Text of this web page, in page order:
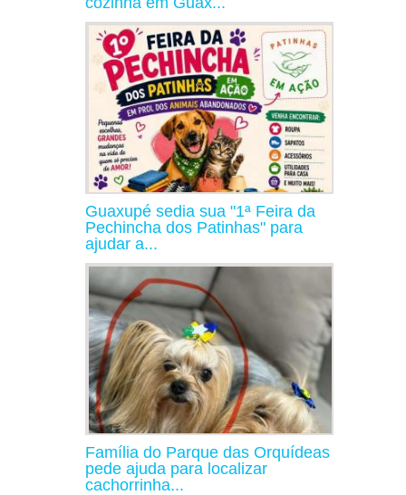
Guaxupé sedia sua "1ª Feira da
Pechincha dos Patinhas" para
ajudar a...
Família do Parque das Orquídeas
pede ajuda para localizar
cachorrinha...